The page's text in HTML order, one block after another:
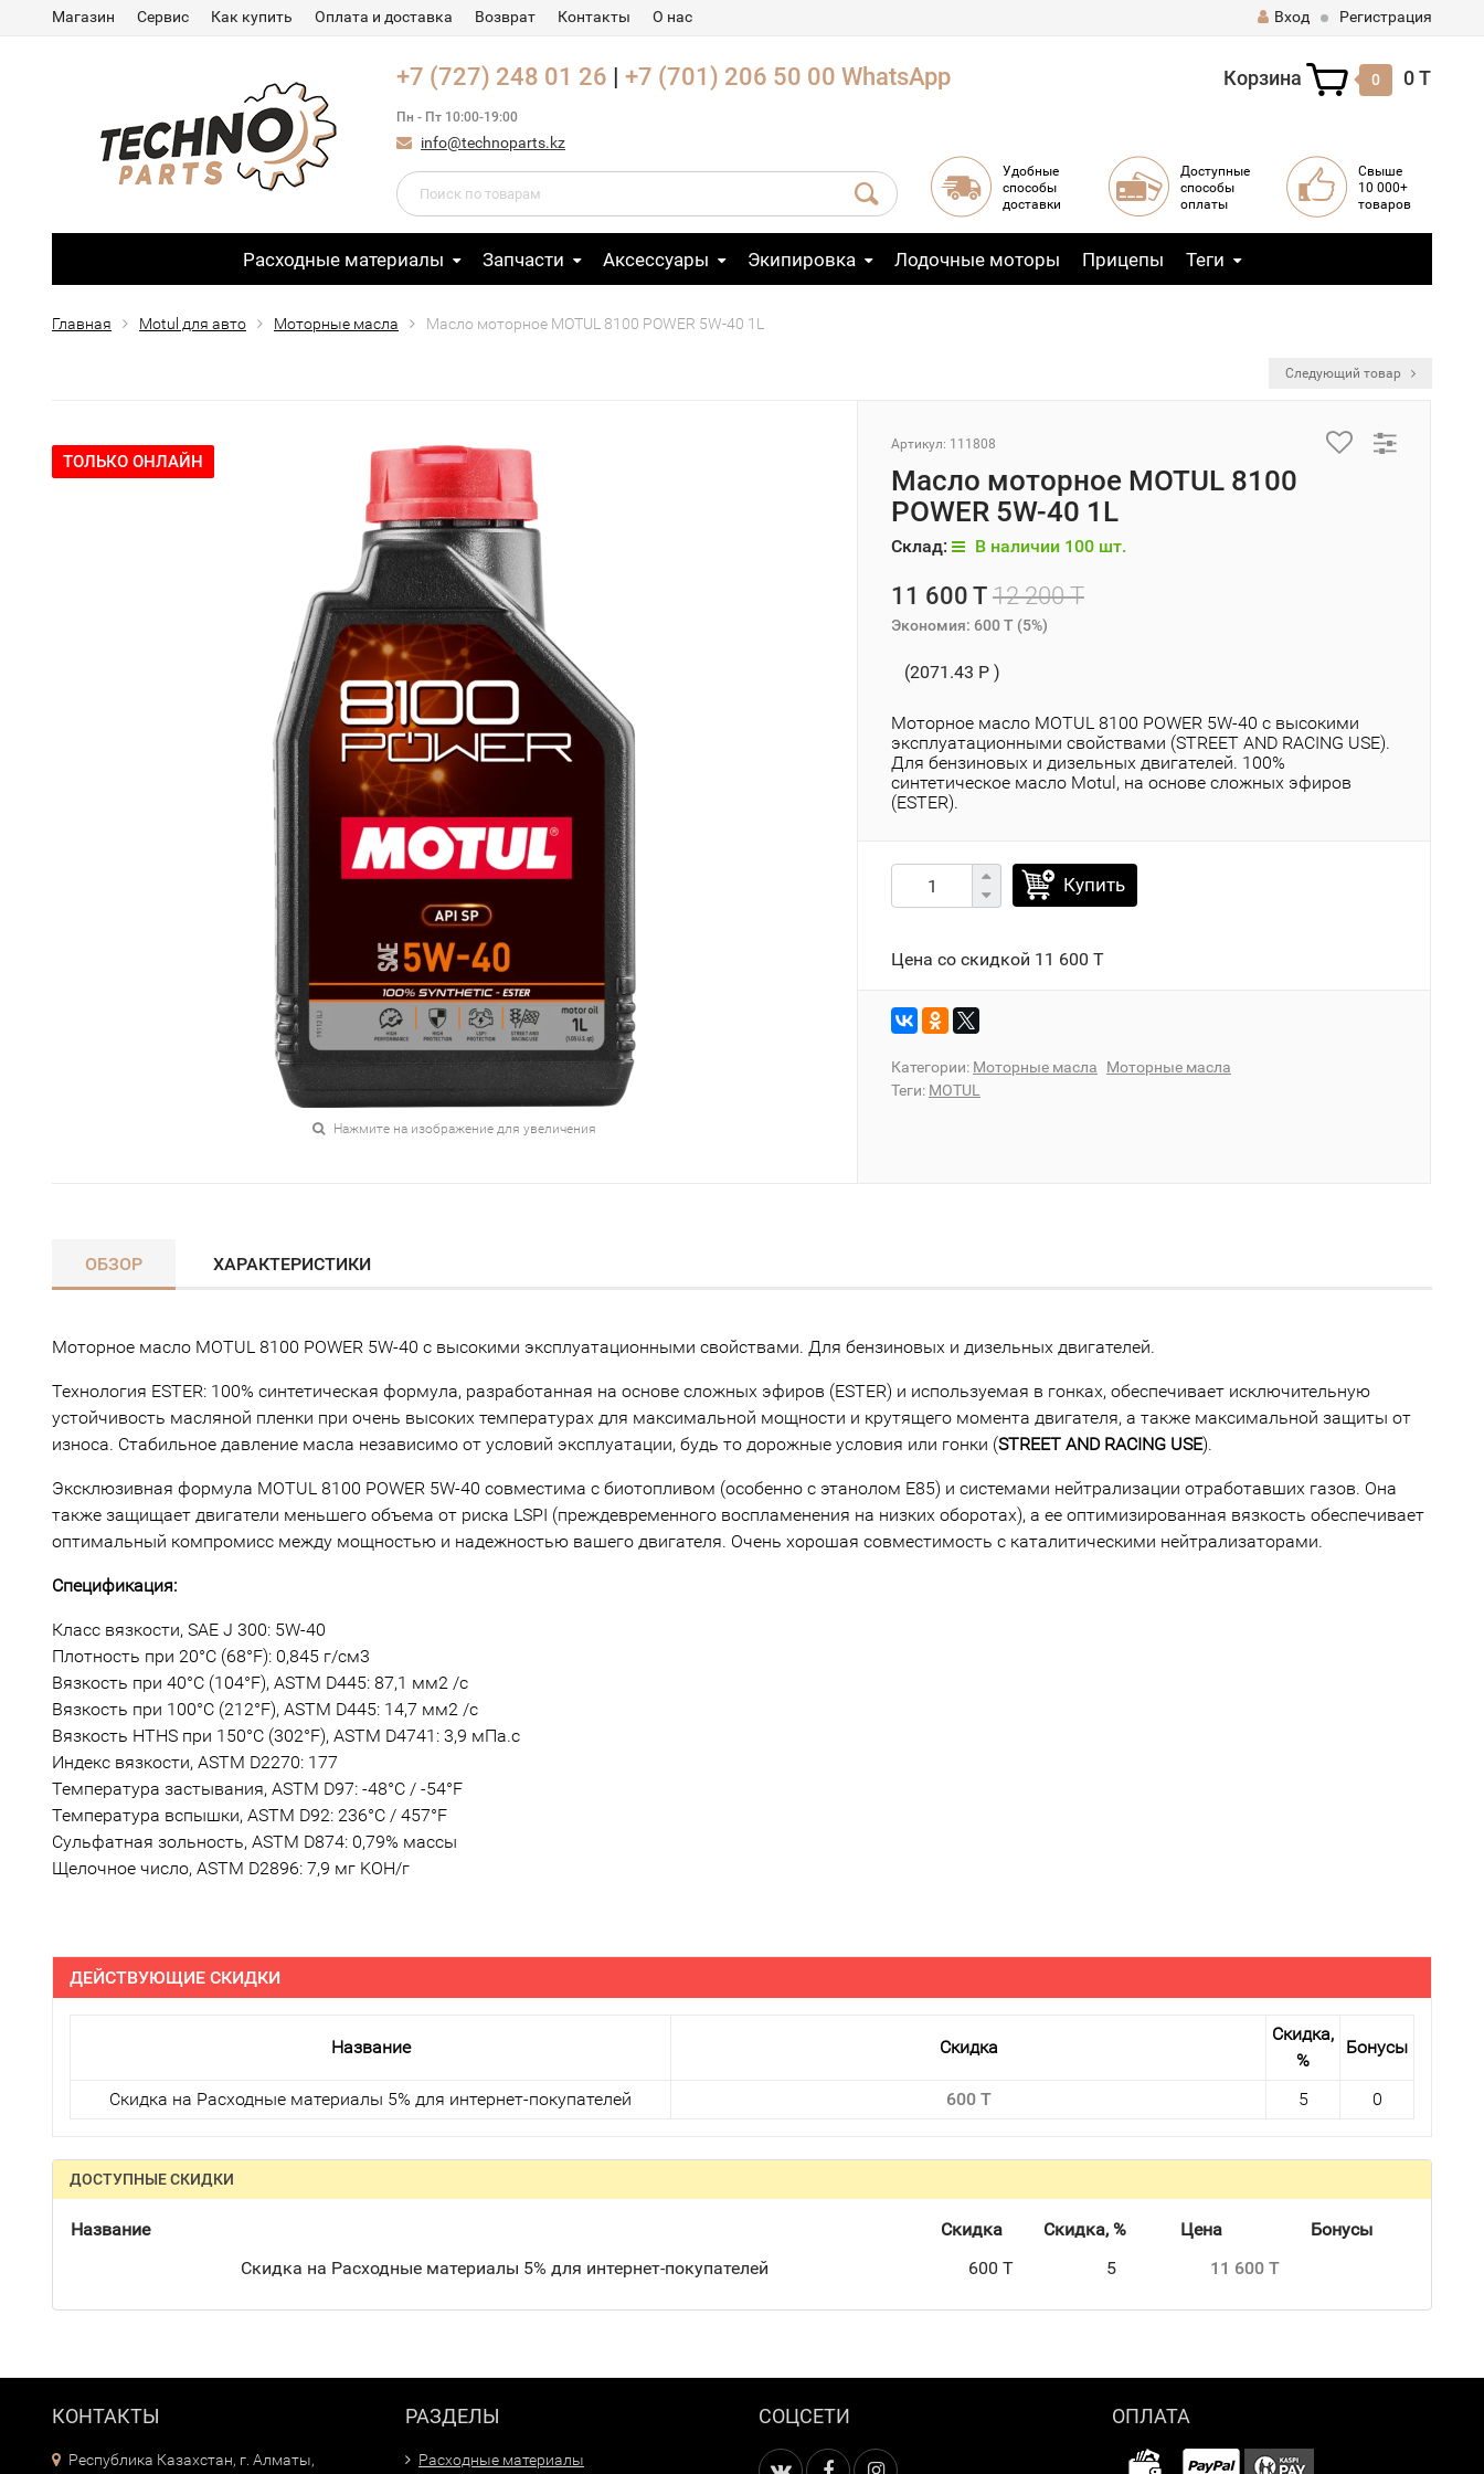
Магазин Сервис Как купить Оплата и доставка Возврат Контакты О нас Вход Регистрация
+7 (727) 248 01 26 | +7 (701) 206 50 00 WhatsApp
Пн - Пт 10:00-19:00
info@technoparts.kz
Корзина 0 0 T
Удобные
способы
доставки
Доступные
способы
оплаты
Свыше
10 000+
товаров
Расходные материалы Запчасти Аксессуары Экипировка Лодочные моторы Прицепы Теги
Главная Motul для авто Моторные масла Масло моторное MOTUL 8100 POWER 5W-40 1L
Следующий товар
ТОЛЬКО ОНЛАЙН
Нажмите на изображение для увеличения
Артикул: 111808
Масло моторное MOTUL 8100
POWER 5W-40 1L
Склад: В наличии 100 шт.
11 600 T 12 200 T
Экономия: 600 T (5%)
(2071.43 P )
Моторное масло MOTUL 8100 POWER 5W-40 с высокими
эксплуатационными свойствами (STREET AND RACING USE).
Для бензиновых и дизельных двигателей. 100%
синтетическое масло Motul, на основе сложных эфиров
(ESTER).
Купить
Цена со скидкой 11 600 T
Категории: Моторные масла
Моторные масла
Теги: MOTUL
ОБЗОР ХАРАКТЕРИСТИКИ
Моторное масло MOTUL 8100 POWER 5W-40 с высокими эксплуатационными свойствами. Для бензиновых и дизельных двигателей.
Технология ESTER: 100% синтетическая формула, разработанная на основе сложных эфиров (ESTER) и используемая в гонках, обеспечивает исключительную
устойчивость масляной пленки при очень высоких температурах для максимальной мощности и крутящего момента двигателя, а также максимальной защиты от
износа. Стабильное давление масла независимо от условий эксплуатации, будь то дорожные условия или гонки (STREET AND RACING USE).
Эксклюзивная формула MOTUL 8100 POWER 5W-40 совместима с биотопливом (особенно с этанолом E85) и системами нейтрализации отработавших газов. Она
также защищает двигатели меньшего объема от риска LSPI (преждевременного воспламенения на низких оборотах), а ее оптимизированная вязкость обеспечивает
оптимальный компромисс между мощностью и надежностью вашего двигателя. Очень хорошая совместимость с каталитическими нейтрализаторами.
Спецификация:
Класс вязкости, SAE J 300: 5W-40
Плотность при 20°C (68°F): 0,845 г/см3
Вязкость при 40°C (104°F), ASTM D445: 87,1 мм2 /с
Вязкость при 100°C (212°F), ASTM D445: 14,7 мм2 /с
Вязкость HTHS при 150°C (302°F), ASTM D4741: 3,9 мПа.с
Индекс вязкости, ASTM D2270: 177
Температура застывания, ASTM D97: -48°C / -54°F
Температура вспышки, ASTM D92: 236°C / 457°F
Сульфатная зольность, ASTM D874: 0,79% массы
Щелочное число, ASTM D2896: 7,9 мг KOH/г
ДЕЙСТВУЮЩИЕ СКИДКИ
Название Скидка
Скидка,
%
Бонусы
Скидка на Расходные материалы 5% для интернет-покупателей 600 T 5 0
ДОСТУПНЫЕ СКИДКИ
Название Скидка Скидка, % Цена
Бонусы
Скидка на Расходные материалы 5% для интернет-покупателей
600 T 5 11 600 T
КОНТАКТЫ
Республика Казахстан, г. Алматы,
РАЗДЕЛЫ
Расходные материалы
СОЦСЕТИ ОПЛАТА